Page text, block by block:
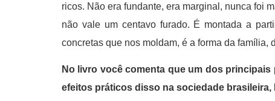
ricos. Não era fundante, era marginal, nunca foi
não vale um centavo furado. É montada a
concretas que nos moldam, é a forma da família,
No livro você comenta que um dos
efeitos práticos disso na sociedade brasileira,